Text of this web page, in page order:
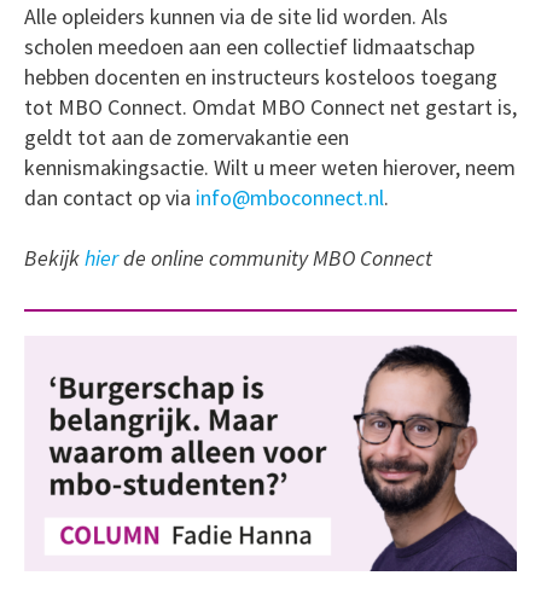
Alle opleiders kunnen via de site lid worden. Als
scholen meedoen aan een collectief lidmaatschap
hebben docenten en instructeurs kosteloos toegang
tot MBO Connect. Omdat MBO Connect net gestart is,
geldt tot aan de zomervakantie een
kennismakingsactie. Wilt u meer weten hierover, neem
dan contact op via info@mboconnect.nl.
Bekijkhierde online community MBO Connect